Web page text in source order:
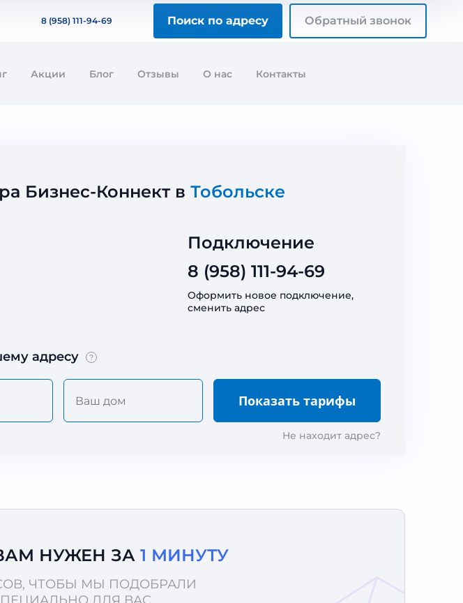
8 (958) 111-94-69 Поиск по адресу Обратный звонок
Акции Блог Отзывы О нас Контакты
Бизнес-Коннект в Тобольске
Подключение
8 (958) 111-94-69
Оформить новое подключение,
сменить адрес
адресу ?
Не находит адрес?
НУЖЕН ЗА 1 МИНУТУ
ЧТОБЫ МЫ ПОДОБРАЛИ